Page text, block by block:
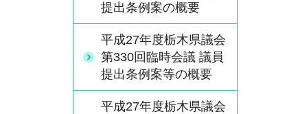
提出条例案の概要
平成27年度栃木県議会
第330回臨時会議 議員
提出条例案等の概要
平成27年度栃木県議会